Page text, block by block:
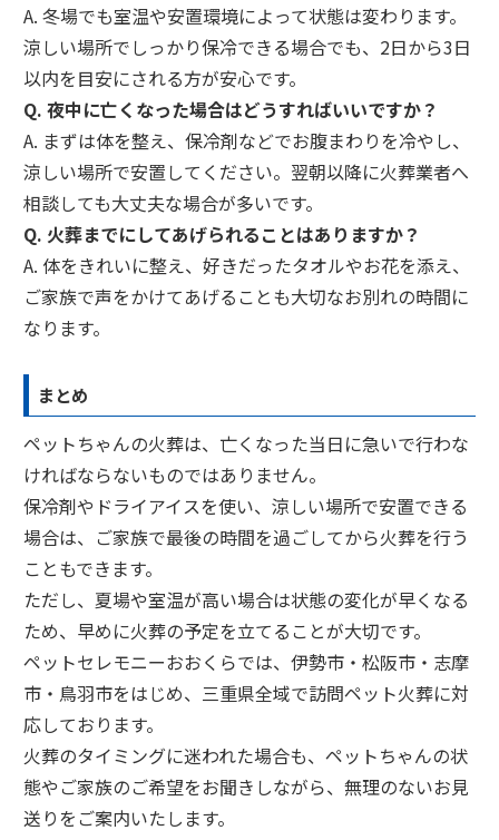
A. 冬場でも室温や安置環境によって状態は変わります。
涼しい場所でしっかり保冷できる場合でも、2日から3日
以内を目安にされる方が安心です。
Q. 夜中に亡くなった場合はどうすればいいですか？
A. まずは体を整え、保冷剤などでお腹まわりを冷やし、
涼しい場所で安置してください。翌朝以降に火葬業者へ
相談しても大丈夫な場合が多いです。
Q. 火葬までにしてあげられることはありますか？
A. 体をきれいに整え、好きだったタオルやお花を添え、
ご家族で声をかけてあげることも大切なお別れの時間に
なります。
まとめ
ペットちゃんの火葬は、亡くなった当日に急いで行わな
ければならないものではありません。
保冷剤やドライアイスを使い、涼しい場所で安置できる
場合は、ご家族で最後の時間を過ごしてから火葬を行う
こともできます。
ただし、夏場や室温が高い場合は状態の変化が早くなる
ため、早めに火葬の予定を立てることが大切です。
ペットセレモニーおおくらでは、伊勢市・松阪市・志摩
市・鳥羽市をはじめ、三重県全域で訪問ペット火葬に対
応しております。
火葬のタイミングに迷われた場合も、ペットちゃんの状
態やご家族のご希望をお聞きしながら、無理のないお見
送りをご案内いたします。